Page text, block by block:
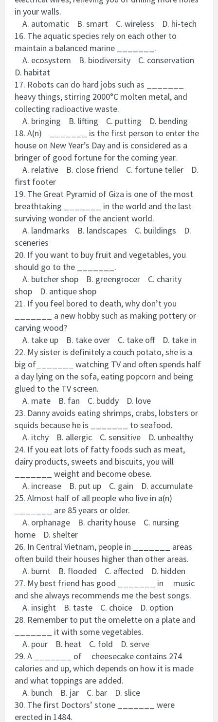
in your walls.
A. automatic B. smart C. wireless D. hi-tech
16. The aquatic species rely on each other to
maintain a balanced marine _______.
A. ecosystem B. biodiversity C. conservation
D. habitat
17. Robots can do hard jobs such as _______
heavy things, stirring 2000°C molten metal, and
collecting radioactive waste.
A. bringing B. lifting C. putting D. bending
18. A(n) _______ is the first person to enter the
house on New Year’s Day and is considered as a
bringer of good fortune for the coming year.
A. relative B. close friend C. fortune teller D.
first footer
19. The Great Pyramid of Giza is one of the most
breathtaking _______ in the world and the last
surviving wonder of the ancient world.
A. landmarks B. landscapes C. buildings D.
sceneries
20. If you want to buy fruit and vegetables, you
should go to the _______.
A. butcher shop B. greengrocer C. charity
shop D. antique shop
21. If you feel bored to death, why don’t you
_______ a new hobby such as making pottery or
carving wood?
A. take up B. take over C. take off D. take in
22. My sister is definitely a couch potato, she is a
big of_______ watching TV and often spends half
a day lying on the sofa, eating popcorn and being
glued to the TV screen.
A. mate B. fan C. buddy D. love
23. Danny avoids eating shrimps, crabs, lobsters or
squids because he is _______ to seafood.
A. itchy B. allergic C. sensitive D. unhealthy
24. If you eat lots of fatty foods such as meat,
dairy products, sweets and biscuits, you will
_______ weight and become obese.
A. increase B. put up C. gain D. accumulate
25. Almost half of all people who live in a(n)
_______ are 85 years or older.
A. orphanage B. charity house C. nursing
home D. shelter
26. In Central Vietnam, people in _______ areas
often build their houses higher than other areas.
A. burnt B. flooded C. affected D. hidden
27. My best friend has good _______ in music
and she always recommends me the best songs.
A. insight B. taste C. choice D. option
28. Remember to put the omelette on a plate and
_______ it with some vegetables.
A. pour B. heat C. fold D. serve
29. A _______ of cheesecake contains 274
calories and up, which depends on how it is made
and what toppings are added.
A. bunch B. jar C. bar D. slice
30. The first Doctors’ stone _______ were
erected in 1484.